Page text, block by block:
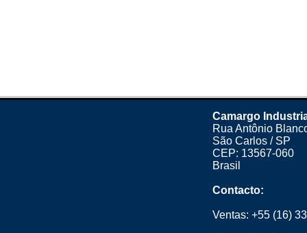
Camargo
Rua Antônio
São Carlos / SP
CEP: 13567-060
Brasil
Contacto:
Ventas: +55 (16)